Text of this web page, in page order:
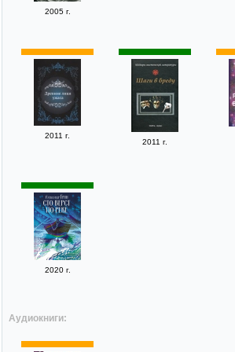
2005 г.
2011 г.
2011 г.
2020 г.
Аудиокниги: